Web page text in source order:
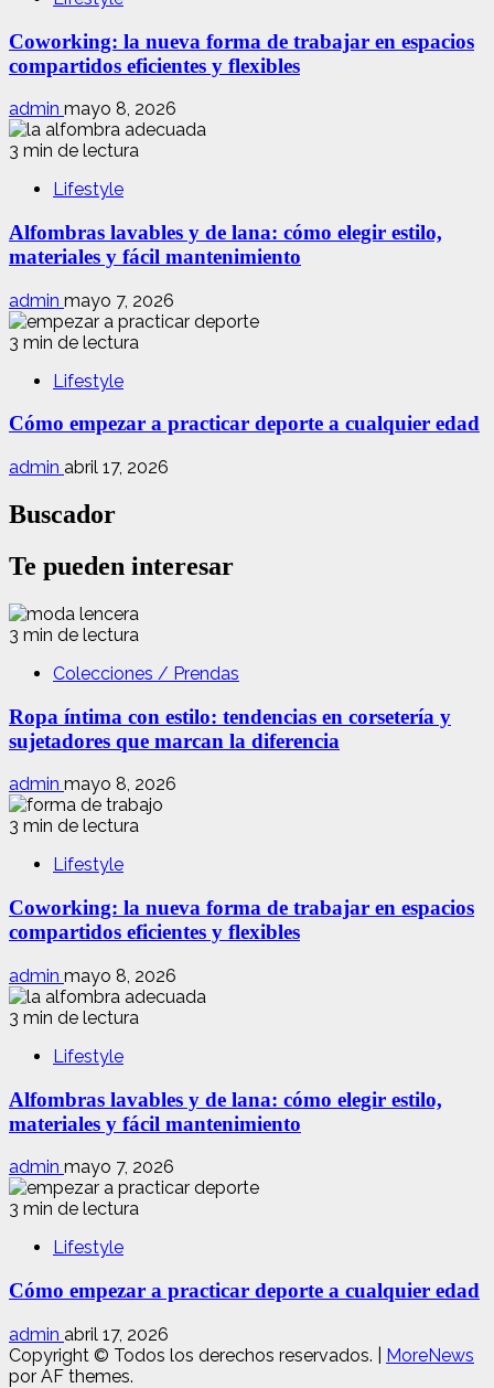
Coworking: la nueva forma de trabajar en espacios
compartidos eficientes y flexibles
admin mayo 8, 2026
3 min de lectura
Lifestyle
Alfombras lavables y de lana: cómo elegir estilo,
materiales y fácil mantenimiento
admin mayo 7, 2026
3 min de lectura
Lifestyle
Cómo empezar a practicar deporte a cualquier edad
admin abril 17, 2026
Buscador
Te pueden interesar
3 min de lectura
Colecciones / Prendas
Ropa íntima con estilo: tendencias en corsetería y
sujetadores que marcan la diferencia
admin mayo 8, 2026
3 min de lectura
Lifestyle
Coworking: la nueva forma de trabajar en espacios
compartidos eficientes y flexibles
admin mayo 8, 2026
3 min de lectura
Lifestyle
Alfombras lavables y de lana: cómo elegir estilo,
materiales y fácil mantenimiento
admin mayo 7, 2026
3 min de lectura
Lifestyle
Cómo empezar a practicar deporte a cualquier edad
admin abril 17, 2026
Copyright © Todos los derechos reservados.
MoreNews
por AF themes.